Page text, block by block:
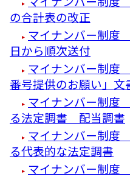
の合計表の改正
マイナンバー制度
日から順次送付
マイナンバー制度
番号提供のお願い」文
マイナンバー制度
る法定調書 配当調書
マイナンバー制度
る代表的な法定調書
マイナンバー制度